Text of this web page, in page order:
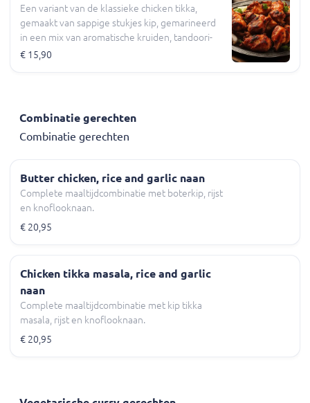
Een variant van de klassieke chicken tikka,
gemaakt van sappige stukjes kip, gemarineerd
in een mix van aromatische kruiden, tandoori-
specerijen en knoflook. De toevoeging van
€ 15,90
Combinatie gerechten
Combinatie gerechten
Butter chicken, rice and garlic naan
Complete maaltijdcombinatie met boterkip, rijst
en knoflooknaan.
€ 20,95
Chicken tikka masala, rice and garlic
naan
Complete maaltijdcombinatie met kip tikka
masala, rijst en knoflooknaan.
€ 20,95